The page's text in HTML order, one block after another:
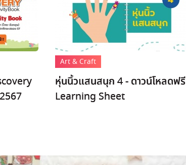
Art & Craft
หุ่นนิ้วแสนสนุก 4 - ดาวน์โหลดฟรี
Learning Sheet